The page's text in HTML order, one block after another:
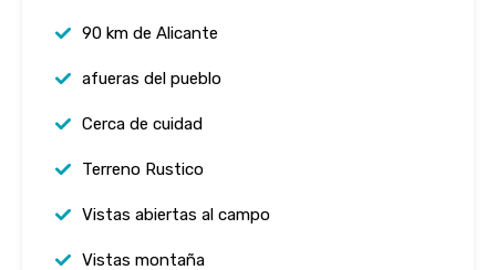
90 km de Alicante
afueras del pueblo
Cerca de cuidad
Terreno Rustico
Vistas abiertas al campo
Vistas montaña